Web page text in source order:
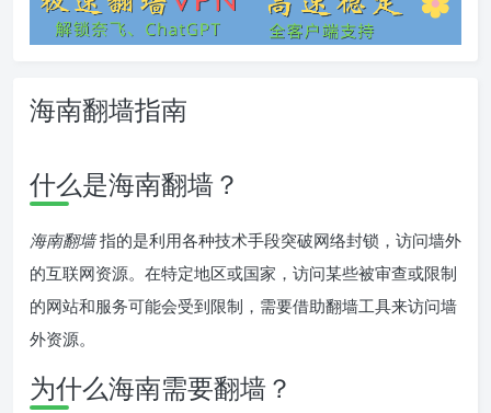
海南翻墙指南
什么是海南翻墙？
海南翻墙指的是利用各种技术手段突破网络封锁，访问墙外
的互联网资源。在特定地区或国家，访问某些被审查或限制
的网站和服务可能会受到限制，需要借助翻墙工具来访问墙
外资源。
为什么海南需要翻墙？